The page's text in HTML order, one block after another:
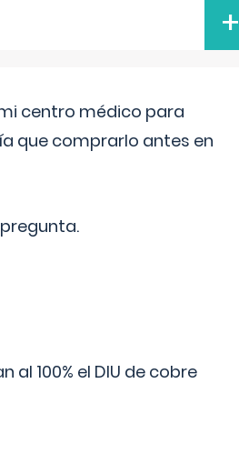
+
centro médico para
que comprarlo antes en
100% el DIU de cobre